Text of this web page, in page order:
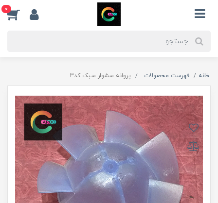
0
خانه فهرست محصولات پروانه سشوار سبک کد3